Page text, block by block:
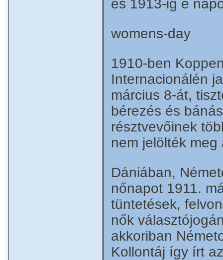
és 1913-ig e
womens-day
1910-ben
Internacionálén
március 8-át,
bérezés és
résztvevőinek
nem jelölték
Dániában,
nőnapot 1911.
tüntetések,
nők
akkoriban
Kollontáj így írt